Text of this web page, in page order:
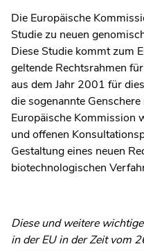
Die Europäische
Studie zu neuen
Diese Studie kommt zum
geltende Rechtsrahmen
aus dem Jahr 2001 für
die sogenannte
Europäische Kommission
und offenen
Gestaltung eines neuen
biotechnologischen
Diese und weitere
in der EU in der Zeit vom